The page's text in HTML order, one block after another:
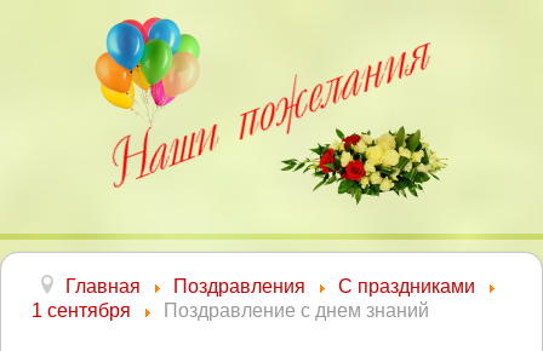
Главная Поздравления
С праздниками
1 сентября
Поздравление с днем знаний